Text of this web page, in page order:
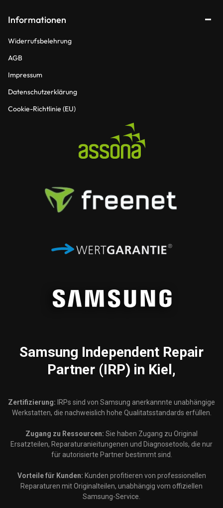
Informationen
Widerrufsbelehrung
AGB
Impressum
Datenschutzerklärung
Cookie-Richtlinie (EU)
Samsung Independent Repair
Partner (IRP) in Kiel,
Zertifizierung: IRPs sind von Samsung anerkannnte unabhängige
Werkstatten, die nachweislich hohe Qualitatsstandards erfüllen.
Zugang zu Ressourcen: Sie haben Zugang zu Original
Ersatzteilen, Reparaturanieitungenen und Diagnosetools, die nur
für autorisierte Partner bestimmt sind.
Vorteile für Kunden: Kunden profitieren von professionellen
Reparaturen mit Originalteilen, unabhängig vom offiziellen
Samsung-Service.